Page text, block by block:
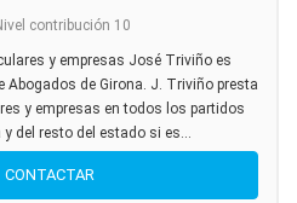
contribución 10
y empresas José Triviño es
Abogados de Girona. J. Triviño presta
y empresas en todos los partidos
del resto del estado si es...